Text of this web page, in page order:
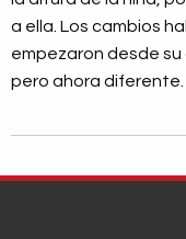
a ella. Los cambios
empezaron desde su
pero ahora diferente.